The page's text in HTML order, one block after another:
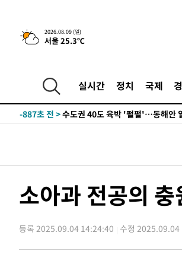
2026.08.09 (일)
서울 25.3℃
실시간 정치 국제
래 44.56%
-8592초 전 >[속보]與 대표 경선 제주·인천
宋 10.17%
-8126초 전 >이강인 "아틀레티코 이적 기뻐…
-1835초 전 >
낮 최고 35도 '무더위'…동해안
-1105초 전 >
레티코 이적"
-887초 전 >수도권 40도 육박 '펄펄'…동해안
2시간 전 >백운산서 80년근 천종산삼 9뿌리
4시간 전 > 남자 농구, 나고야 아시안게임서 '홈
5시간 전 >극한폭염 한풀 꺾이지만…'낮 최고
6시간 전 >축구협회 "압수수색·성접대 논란
소아과 전공의
등록 2025.09.04 14:24:40 수정